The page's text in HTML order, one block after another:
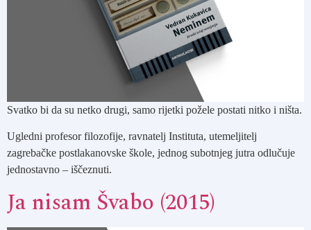
Svatko bi da su netko drugi, samo rijetki požele postati nitko i ništa.
Ugledni profesor filozofije, ravnatelj Instituta, utemeljitelj
zagrebačke postlakanovske škole, jednog subotnjeg jutra odlučuje
jednostavno – iščeznuti.
Ja nisam Švabo (2015)